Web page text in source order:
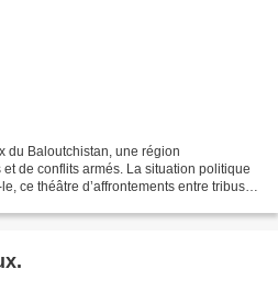
du Baloutchistan, une région
de conflits armés. La situation politique
ce théâtre d’affrontements entre tribus